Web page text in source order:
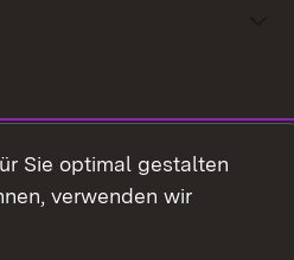
Sie optimal gestalten
verwenden wir